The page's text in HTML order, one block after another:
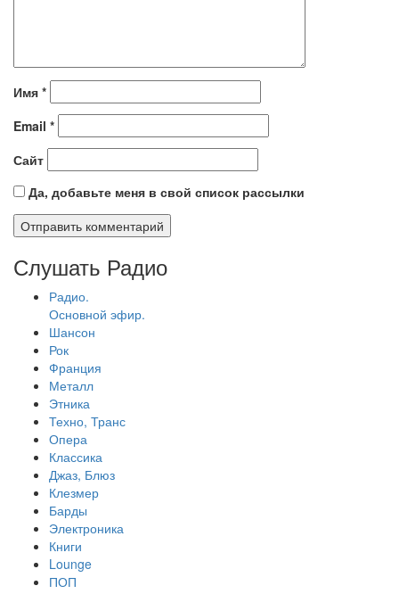
Имя *
Email *
Сайт
Да, добавьте меня в свой список рассылки
Слушать Радио
Радио.
Основной эфир.
Шансон
Рок
Франция
Металл
Этника
Техно, Транс
Опера
Классика
Джаз, Блюз
Клезмер
Барды
Электроника
Книги
Lounge
ПОП